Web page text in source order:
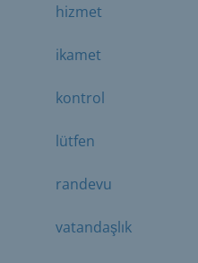
hizmet
ikamet
kontrol
lütfen
randevu
vatandaşlık